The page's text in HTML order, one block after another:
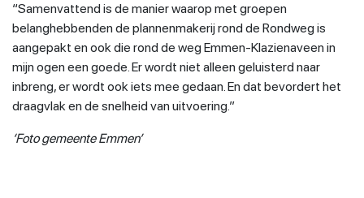
“Samenvattend is de manier waarop met groepen
belanghebbenden de plannenmakerij rond de Rondweg is
aangepakt en ook die rond de weg Emmen-Klazienaveen in
mijn ogen een goede. Er wordt niet alleen geluisterd naar
inbreng, er wordt ook iets mee gedaan. En dat bevordert het
draagvlak en de snelheid van uitvoering.”
‘Foto gemeente Emmen’